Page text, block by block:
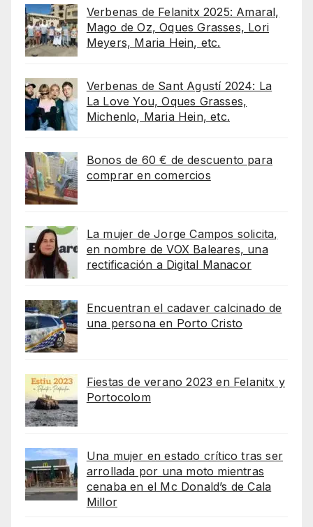
Verbenas de Felanitx 2025: Amaral,
Mago de Oz, Oques Grasses, Lori
Meyers, Maria Hein, etc.
Verbenas de Sant Agustí 2024: La
La Love You, Oques Grasses,
Michenlo, Maria Hein, etc.
Bonos de 60 € de descuento para
comprar en comercios
La mujer de Jorge Campos solicita,
en nombre de VOX Baleares, una
rectificación a Digital Manacor
Encuentran el cadaver calcinado de
una persona en Porto Cristo
Fiestas de verano 2023 en Felanitx y
Portocolom
Una mujer en estado crítico tras ser
arrollada por una moto mientras
cenaba en el Mc Donald’s de Cala
Millor